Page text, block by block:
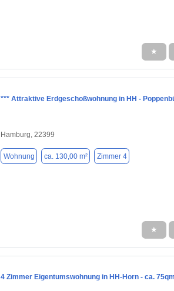
★
*** Attraktive Erdgeschoßwohnung in HH -
Hamburg, 22399
Wohnung ca. 130,00 m² Zimmer 4
★
4 Zimmer Eigentumswohnung in HH-Horn - ca.